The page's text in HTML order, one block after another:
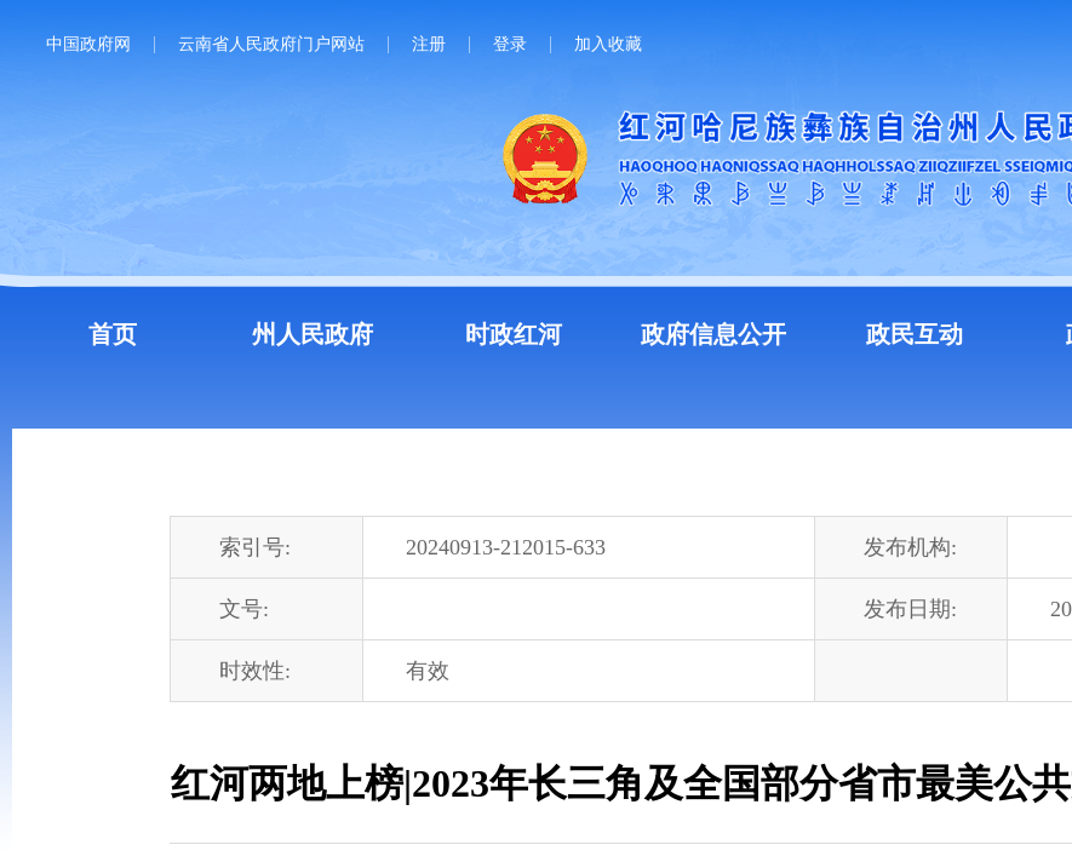
中国政府网 云南省人民政府门户网站 注册 登录 加入收藏
首页 州人民政府 时政红河 政府信息公开 政民互动
索引号: 20240913-212015-633 发布机构:
文号: 发布日期:
时效性: 有效
红河两地上榜|2023年长三角及全国部分省市最美公